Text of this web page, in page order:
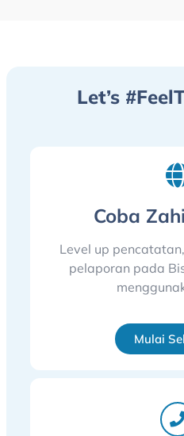
Let’s
Coba
Level up
pelaporan pada
Mulai